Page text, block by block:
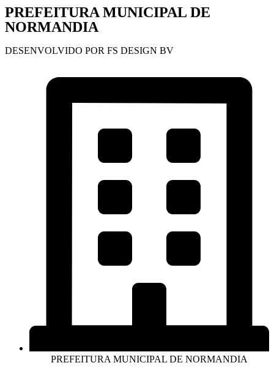
PREFEITURA MUNICIPAL DE
NORMANDIA
DESENVOLVIDO POR FS DESIGN BV
PREFEITURA MUNICIPAL DE NORMANDIA